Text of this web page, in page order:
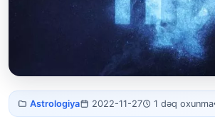
Qız bürcü
dieta
Astrologiya 2022-11-27 1 dəq oxunma